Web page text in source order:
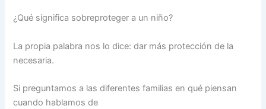
¿Qué significa sobreproteger a un niño?
La propia palabra nos lo dice: dar más protección de la
necesaria.
Si preguntamos a las diferentes familias en qué piensan
cuando hablamos de